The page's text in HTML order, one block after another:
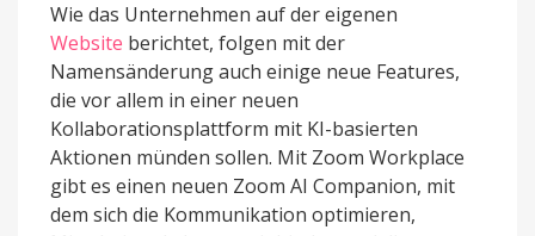
Wie das Unternehmen auf der eigenen
Website berichtet, folgen mit der
Namensänderung auch einige neue Features,
die vor allem in einer neuen
Kollaborationsplattform mit KI-basierten
Aktionen münden sollen. Mit Zoom Workplace
gibt es einen neuen Zoom AI Companion, mit
dem sich die Kommunikation optimieren,